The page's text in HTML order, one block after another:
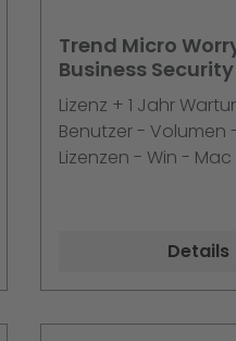
Trend Micro
Business
50 Liz. + 1 Jahr
5er Schritte
Lizenz + 1 Jahr
Benutzer - Volumen
Lizenzen - Win -
Details